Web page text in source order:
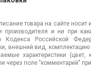
товара на сайте носит
производителя и ни при
Кодекса Российской
внешний вид,
характеристики
через поле "комментарий"